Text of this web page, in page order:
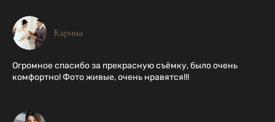
Карина
Огромное спасибо за прекрасную съёмку, было очень
комфортно! Фото живые, очень нравятся!!!